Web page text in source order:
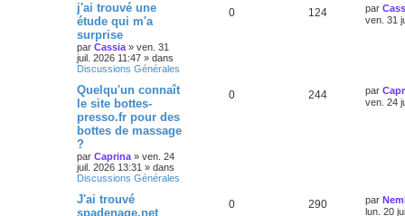
j'ai trouvé une
étude qui m'a
surprise
par Cassia » ven. 31
juil. 2026 11:47 » dans
Discussions Générales
0 124 par
ven. 31
Quelqu'un connaît
le site bottes-
presso.fr pour des
bottes de massage
?
par Caprina » ven. 24
juil. 2026 13:31 » dans
Discussions Générales
0 244 par
ven. 24
J'ai trouvé
spadenage.net
0 290 par
lun. 20